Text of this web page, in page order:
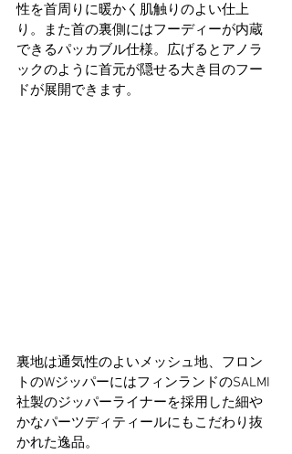
性を首周りに暖かく肌触りのよい仕上
り。また首の裏側にはフーディーが内蔵
できるパッカブル仕様。広げるとアノラ
ックのように首元が隠せる大き目のフー
ドが展開できます。
裏地は通気性のよいメッシュ地、フロン
トのWジッパーにはフィンランドのSALMI
社製のジッパーライナーを採用した細や
かなパーツディティールにもこだわり抜
かれた逸品。